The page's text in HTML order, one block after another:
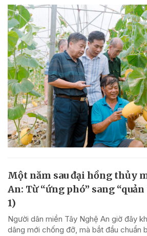
Một năm sau đại hồng thủy
An: Từ “ứng phó” sang
1)
Người dân miền Tây Nghệ An giờ đây
dâng mới chống đỡ, mà bắt đầu chuẩn